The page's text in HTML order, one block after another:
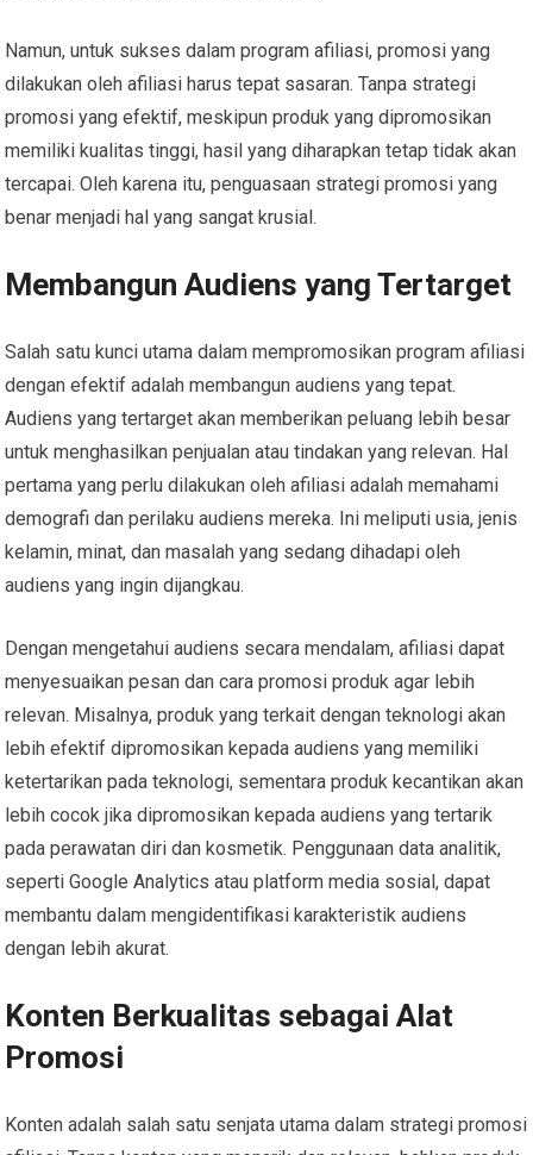
Namun, untuk sukses dalam program afiliasi, promosi yang
dilakukan oleh afiliasi harus tepat sasaran. Tanpa strategi
promosi yang efektif, meskipun produk yang dipromosikan
memiliki kualitas tinggi, hasil yang diharapkan tetap tidak akan
tercapai. Oleh karena itu, penguasaan strategi promosi yang
benar menjadi hal yang sangat krusial.
Membangun Audiens yang Tertarget
Salah satu kunci utama dalam mempromosikan program afiliasi
dengan efektif adalah membangun audiens yang tepat.
Audiens yang tertarget akan memberikan peluang lebih besar
untuk menghasilkan penjualan atau tindakan yang relevan. Hal
pertama yang perlu dilakukan oleh afiliasi adalah memahami
demografi dan perilaku audiens mereka. Ini meliputi usia, jenis
kelamin, minat, dan masalah yang sedang dihadapi oleh
audiens yang ingin dijangkau.
Dengan mengetahui audiens secara mendalam, afiliasi dapat
menyesuaikan pesan dan cara promosi produk agar lebih
relevan. Misalnya, produk yang terkait dengan teknologi akan
lebih efektif dipromosikan kepada audiens yang memiliki
ketertarikan pada teknologi, sementara produk kecantikan akan
lebih cocok jika dipromosikan kepada audiens yang tertarik
pada perawatan diri dan kosmetik. Penggunaan data analitik,
seperti Google Analytics atau platform media sosial, dapat
membantu dalam mengidentifikasi karakteristik audiens
dengan lebih akurat.
Konten Berkualitas sebagai Alat
Promosi
Konten adalah salah satu senjata utama dalam strategi promosi